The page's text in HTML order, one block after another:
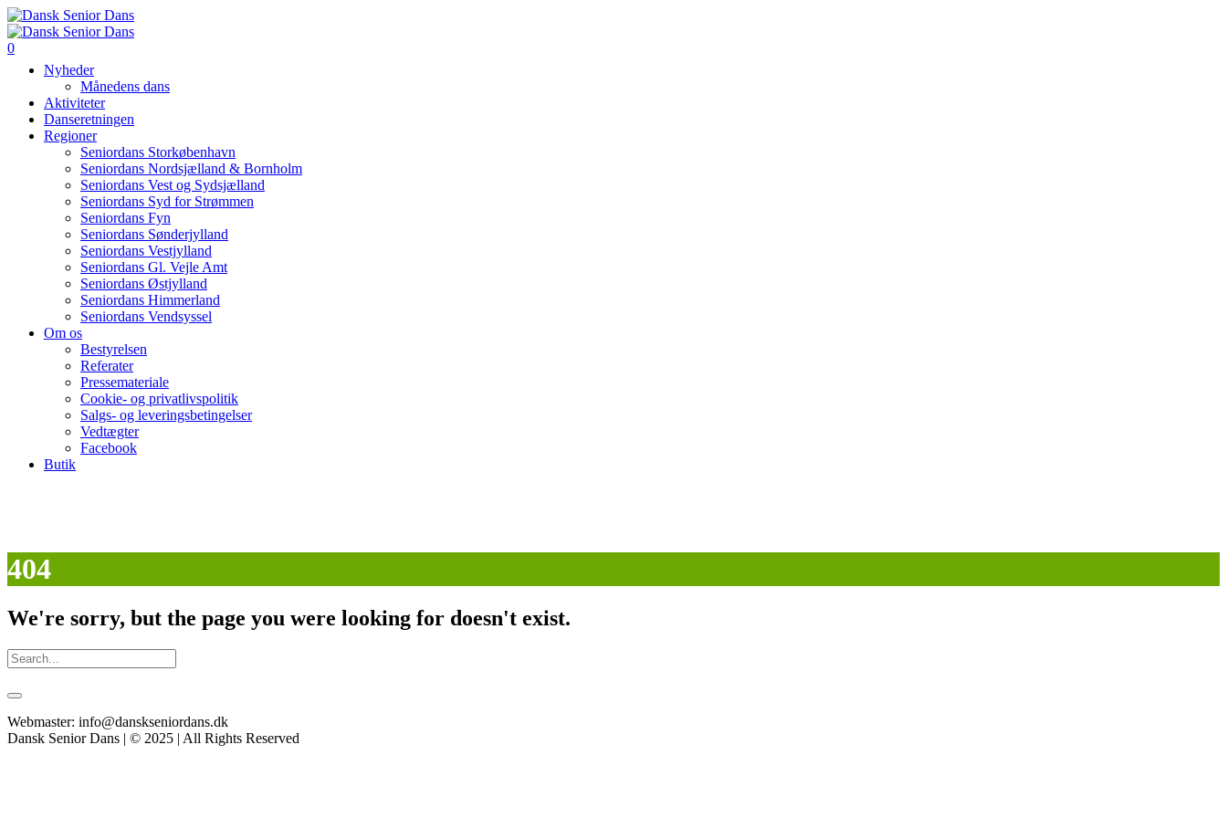
0
Nyheder
Månedens dans
Aktiviteter
Danseretningen
Regioner
Seniordans Storkøbenhavn
Seniordans Nordsjælland & Bornholm
Seniordans Vest og Sydsjælland
Seniordans Syd for Strømmen
Seniordans Fyn
Seniordans Sønderjylland
Seniordans Vestjylland
Seniordans Gl. Vejle Amt
Seniordans Østjylland
Seniordans Himmerland
Seniordans Vendsyssel
Om os
Bestyrelsen
Referater
Pressemateriale
Cookie- og privatlivspolitik
Salgs- og leveringsbetingelser
Vedtægter
Facebook
Butik
404
We're sorry, but the page you were looking for doesn't exist.
Webmaster: info@danskseniordans.dk
Dansk Senior Dans | © 2025 | All Rights Reserved